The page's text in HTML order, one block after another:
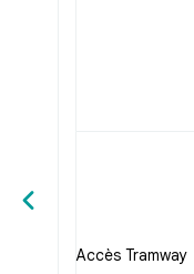
Accès Tramway